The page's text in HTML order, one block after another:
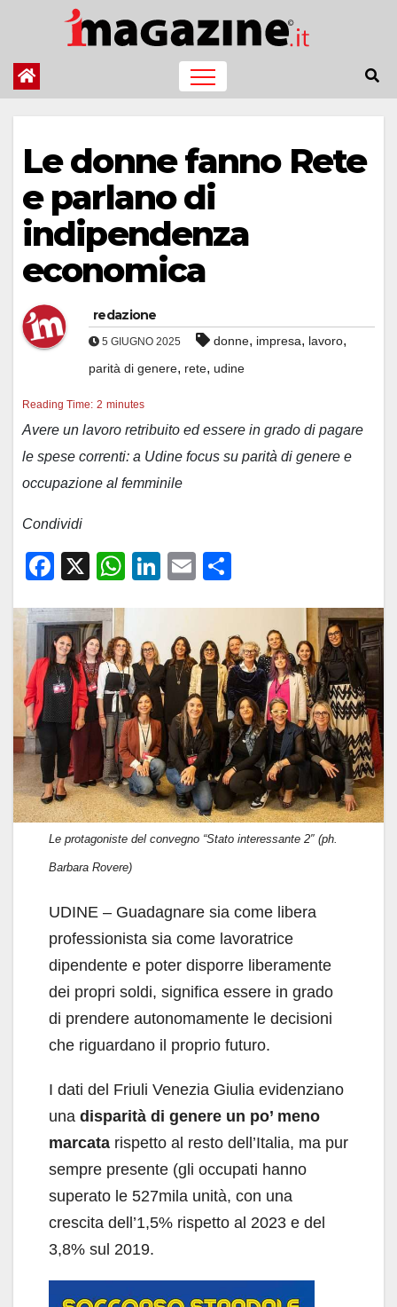
contenuto
Le donne fanno Rete
e parlano di
indipendenza
economica
redazione
5 GIUGNO 2025 donne, impresa, lavoro,
parità di genere, rete, udine
Reading Time: 2 minutes
Avere un lavoro retribuito ed essere in grado di pagare
le spese correnti: a Udine focus su parità di genere e
occupazione al femminile
Condividi
F
c
e
b
o
o
k
X
W
s
A
p
p
Li
e
dI
n
E
di
vi
di
Le protagoniste del convegno “Stato interessante 2″ (ph.
Barbara Rovere)
UDINE – Guadagnare sia come libera
professionista sia come lavoratrice
dipendente e poter disporre liberamente
dei propri soldi, significa essere in grado
di prendere autonomamente le decisioni
che riguardano il proprio futuro.
I dati del Friuli Venezia Giulia evidenziano
una disparità di genere un po’ meno
marcata rispetto al resto dell’Italia, ma pur
sempre presente (gli occupati hanno
superato le 527mila unità, con una
crescita dell’1,5% rispetto al 2023 e del
3,8% sul 2019.